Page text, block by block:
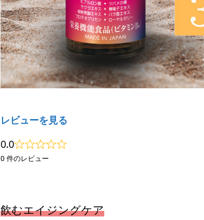
レビューを見る
0.0
0 件のレビュー
飲むエイジングケア